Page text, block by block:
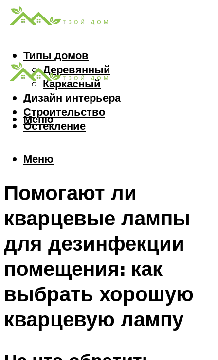
Типы домов
Деревянный
Каркасный
Дизайн интерьера
Строительство
Остекление
Меню
Меню
Помогают ли
кварцевые лампы
для дезинфекции
помещения: как
выбрать хорошую
кварцевую лампу